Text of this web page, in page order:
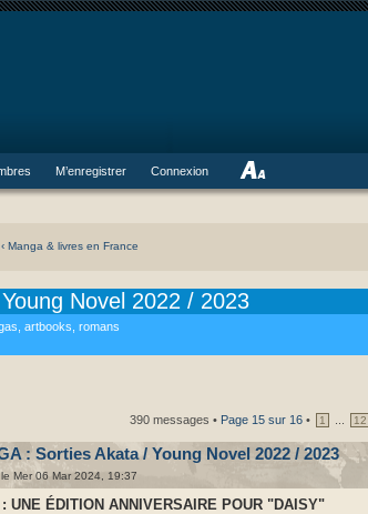
M’enregistrer Connexion
‹ Manga & livres en France
Novel 2022 / 2023
artbooks, romans
390 messages • Page 15 sur 16 • 1 12
: Sorties Akata / Young Novel 2022 / 2023
le Mer 06 Mar 2024, 19:37
: UNE ÉDITION ANNIVERSAIRE POUR "DAISY"